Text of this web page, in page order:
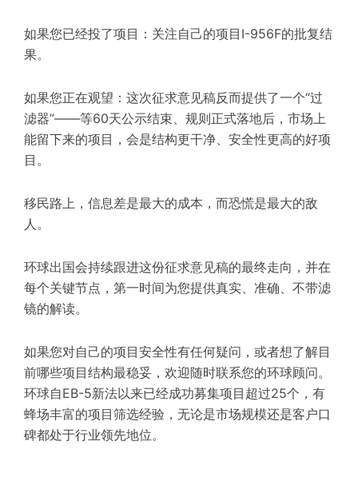
如果您已经投了项目：关注自己的项目I-956F的批复结
果。
如果您正在观望：这次征求意见稿反而提供了一个“过
滤器”——等60天公示结束、规则正式落地后，市场上
能留下来的项目，会是结构更干净、安全性更高的好项
目。
移民路上，信息差是最大的成本，而恐慌是最大的敌
人。
环球出国会持续跟进这份征求意见稿的最终走向，并在
每个关键节点，第一时间为您提供真实、准确、不带滤
镜的解读。
如果您对自己的项目安全性有任何疑问，或者想了解目
前哪些项目结构最稳妥，欢迎随时联系您的环球顾问。
环球自EB-5新法以来已经成功募集项目超过25个，有
蜂场丰富的项目筛选经验，无论是市场规模还是客户口
碑都处于行业领先地位。